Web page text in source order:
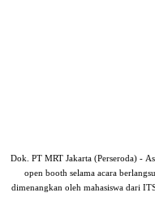
Dok. PT MRT Jakarta (Perseroda) -
open booth selama acara
dimenangkan oleh mahasiswa dari